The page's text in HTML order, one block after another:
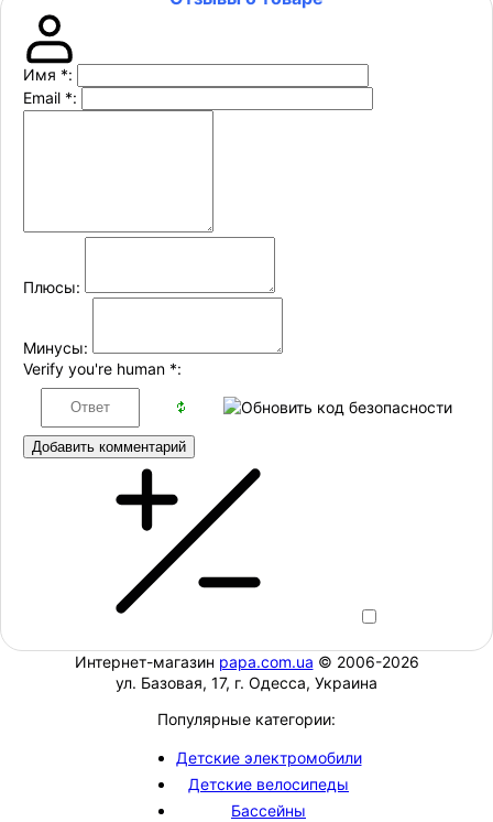
Имя *:
Email *:
Плюсы:
Минусы:
Verify you're human *:
Добавить комментарий
Интернет-магазин papa.com.ua © 2006-2026
ул. Базовая, 17, г. Одесса, Украина
Популярные категории:
Детские электромобили
Детские велосипеды
Бассейны